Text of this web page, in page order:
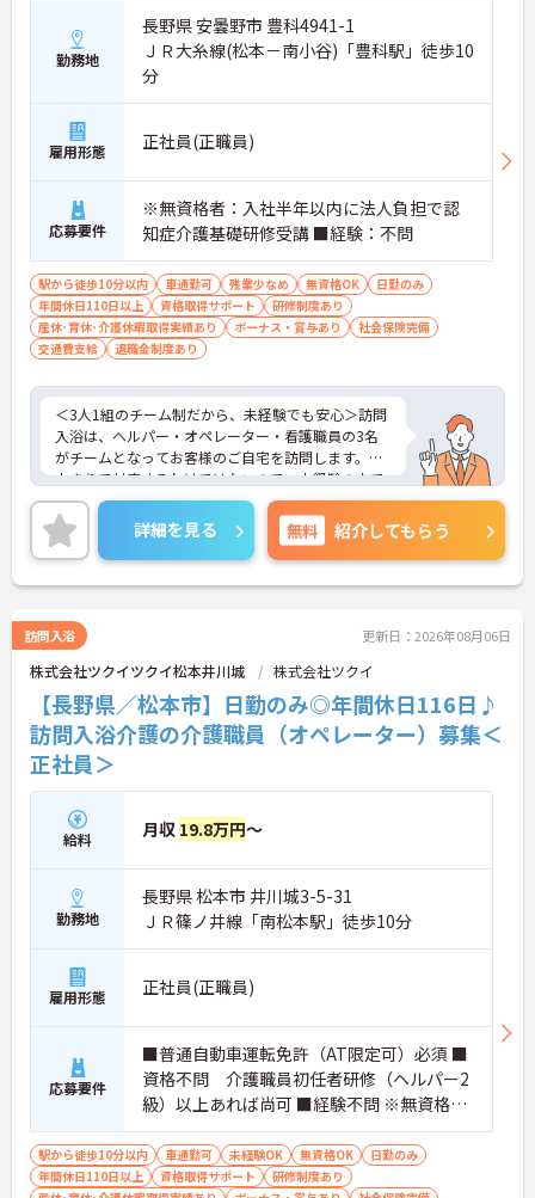
勤務地
長野県 安曇野市 豊科4941-1
ＪＲ大糸線(松本－南小谷)「豊科駅」徒歩10
分
雇用形態 正社員(正職員)
応募要件
※無資格者：入社半年以内に法人負担で認
知症介護基礎研修受講 ■経験：不問
駅から徒歩10分以内 車通勤可 残業少なめ 無資格OK
日勤のみ
年間休日110日以上
資格取得サポート
研修制度あり
産休･育休･介護休暇取得実績あり
ボーナス・賞与あり
社会保険完備
交通費支給
退職金制度あり
＜3人1組のチーム制だから、未経験でも安心＞訪問
入浴は、ヘルパー・オペレーター・看護職員の3名
がチームとなってお客様のご自宅を訪問します。一
人きりで対応するわけではないので、未経験の方で
も安心してスタートできます。困ったことがあれば
すぐに相談できる仲間がそばにいる心強い環境で
す。運転や機材のセッティングがメインですが、チ
ームで協力してケアを行うため、自然とコミュニケ
ーションも深まり、良好な人間関係の中で働けま
＜毎月の「リフレッシュ休暇」でプライベートも充
実＞通常の有給休暇とは別に、月に1日付与される
「リフレッシュ休暇」があります（年間最大12
日）。毎月自由に使える休暇なので、趣味の時間に
使ったり、有給休暇と組み合わせて連休を取得した
りするスタッフも多くいます。しっかり休んでリフ
レッシュすることで、仕事へのモチベーションも維
持しやすく、メリハリのある働き方が可能です。
詳細を見る 無料 紹介してもらう
訪問入浴 更新日：2026年08月06日
株式会社ツクイツクイ松本井川城 株式会社ツクイ
【長野県／松本市】日勤のみ◎年間休日116日♪
訪問入浴介護の介護職員（オペレーター）募集＜
正社員＞
給料 月収 19.8万円～
勤務地
長野県 松本市 井川城3-5-31
ＪＲ篠ノ井線「南松本駅」徒歩10分
雇用形態 正社員(正職員)
応募要件
■普通自動車運転免許（AT限定可）必須 ■
資格不問 介護職員初任者研修（ヘルパー2
級）以上あれば尚可 ■経験不問 ※無資格者:
入社半年以内に会社負担で認知症介護基礎
研修受講
駅から徒歩10分以内 車通勤可 未経験OK 無資格OK
日勤のみ
年間休日110日以上
資格取得サポート
研修制度あり